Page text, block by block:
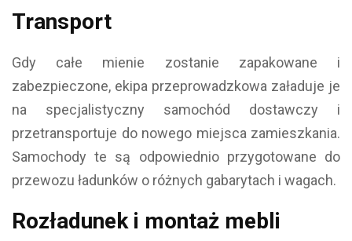
Transport
Gdy całe mienie zostanie zapakowane i
zabezpieczone, ekipa przeprowadzkowa załaduje je
na specjalistyczny samochód dostawczy i
przetransportuje do nowego miejsca zamieszkania.
Samochody te są odpowiednio przygotowane do
przewozu ładunków o różnych gabarytach i wagach.
Rozładunek i montaż mebli